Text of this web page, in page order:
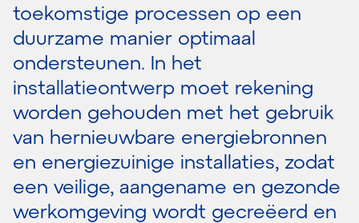
toekomstige processen op een
duurzame manier optimaal
ondersteunen. In het
installatieontwerp moet rekening
worden gehouden met het gebruik
van hernieuwbare energiebronnen
en energiezuinige installaties, zodat
een veilige, aangename en gezonde
werkomgeving wordt gecreëerd en